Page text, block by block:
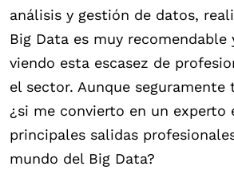
análisis y gestión de datos,
Big Data es muy recomendable
viendo esta escasez de
el sector. Aunque seguramente
¿si me convierto en un experto
principales salidas
mundo del Big Data?